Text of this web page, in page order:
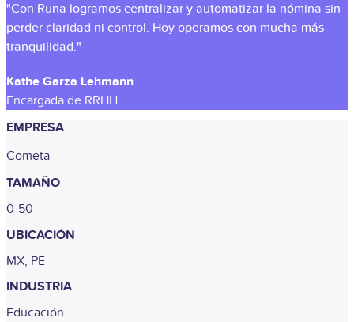
"Con Runa logramos centralizar y automatizar la nómina sin
perder claridad ni control. Hoy operamos con mucha más
tranquilidad."
Kathe Garza Lehmann
Encargada de RRHH
EMPRESA
Cometa
TAMAÑO
0-50
UBICACIÓN
MX, PE
INDUSTRIA
Educación